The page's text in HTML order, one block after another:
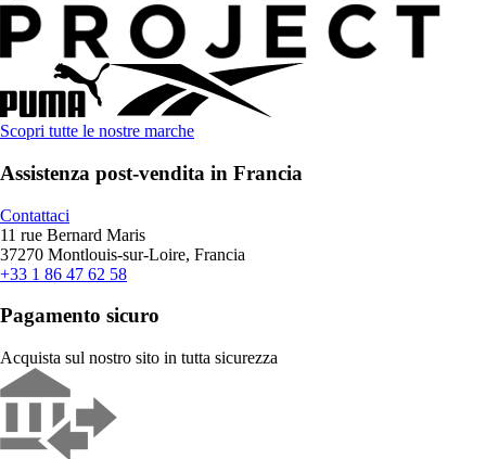
Scopri tutte le nostre marche
Assistenza post-vendita in Francia
Contattaci
11 rue Bernard Maris
37270 Montlouis-sur-Loire, Francia
+33 1 86 47 62 58
Pagamento sicuro
Acquista sul nostro sito in tutta sicurezza